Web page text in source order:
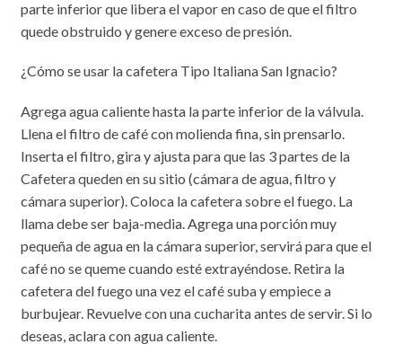
parte inferior que libera el vapor en caso de que el filtro
quede obstruido y genere exceso de presión.
¿Cómo se usar la cafetera Tipo Italiana San Ignacio?
Agrega agua caliente hasta la parte inferior de la válvula.
Llena el filtro de café con molienda fina, sin prensarlo.
Inserta el filtro, gira y ajusta para que las 3 partes de la
Cafetera queden en su sitio (cámara de agua, filtro y
cámara superior). Coloca la cafetera sobre el fuego. La
llama debe ser baja-media. Agrega una porción muy
pequeña de agua en la cámara superior, servirá para que el
café no se queme cuando esté extrayéndose. Retira la
cafetera del fuego una vez el café suba y empiece a
burbujear. Revuelve con una cucharita antes de servir. Si lo
deseas, aclara con agua caliente.